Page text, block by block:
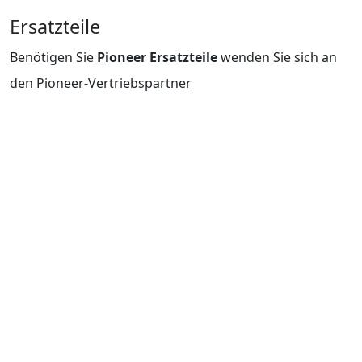
Ersatzteile
Benötigen Sie Pioneer Ersatzteilewenden Sie sich an
den Pioneer-Vertriebspartner